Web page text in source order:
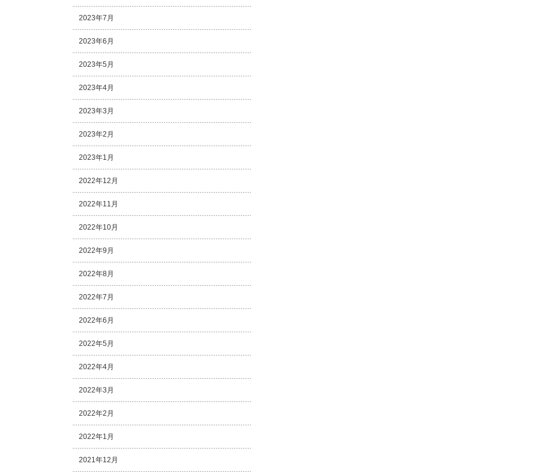
2023年7月
2023年6月
2023年5月
2023年4月
2023年3月
2023年2月
2023年1月
2022年12月
2022年11月
2022年10月
2022年9月
2022年8月
2022年7月
2022年6月
2022年5月
2022年4月
2022年3月
2022年2月
2022年1月
2021年12月